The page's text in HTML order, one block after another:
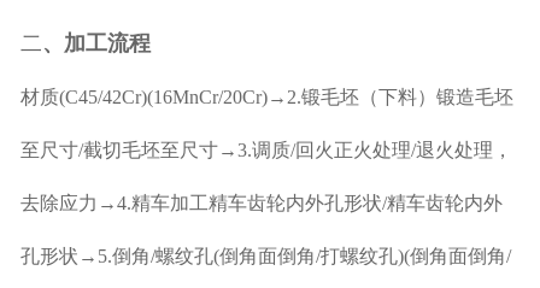
二、加工流程
材质(C45/42Cr)(16MnCr/20Cr)→2.锻毛坯（下料）锻造毛坯
至尺寸/截切毛坯至尺寸→3.调质/回火正火处理/退火处理，
去除应力→4.精车加工精车齿轮内外孔形状/精车齿轮内外
孔形状→5.倒角/螺纹孔(倒角面倒角/打螺纹孔)(倒角面倒角/